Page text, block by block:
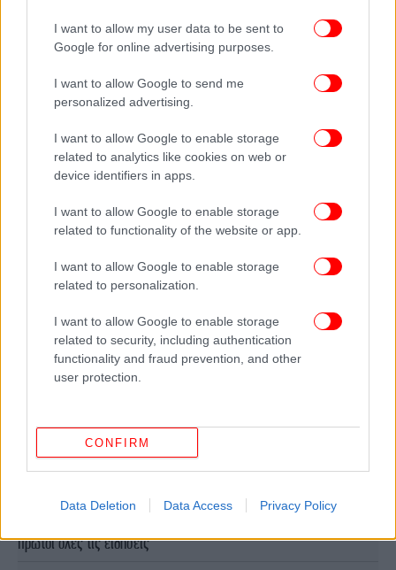
I want to allow my user data to be sent to
Google for online advertising purposes.
I want to allow Google to send me
personalized advertising.
I want to allow Google to enable storage
related to analytics like cookies on web or
device identifiers in apps.
I want to allow Google to enable storage
related to functionality of the website or app.
I want to allow Google to enable storage
related to personalization.
I want to allow Google to enable storage
related to security, including authentication
functionality and fraud prevention, and other
user protection.
CONFIRM
Data Deletion Data Access Privacy Policy
ΠΕΡΙΣΣΟΤΕΡΑ ΒΙΝΤΕΟ
πρώτοι όλες τις ειδήσεις